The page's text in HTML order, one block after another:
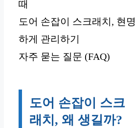
때
도어 손잡이 스크래치, 현명
하게 관리하기
자주 묻는 질문 (FAQ)
도어 손잡이 스크
래치, 왜 생길까?